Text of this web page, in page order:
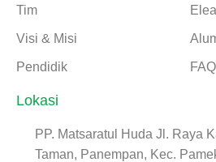
Tim
Visi & Misi
Pendidik FAQ
Lokasi
PP. Matsaratul Huda Jl. Raya
Taman, Panempan, Kec.